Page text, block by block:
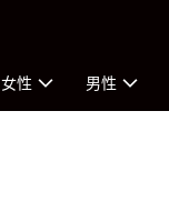
女性 男性